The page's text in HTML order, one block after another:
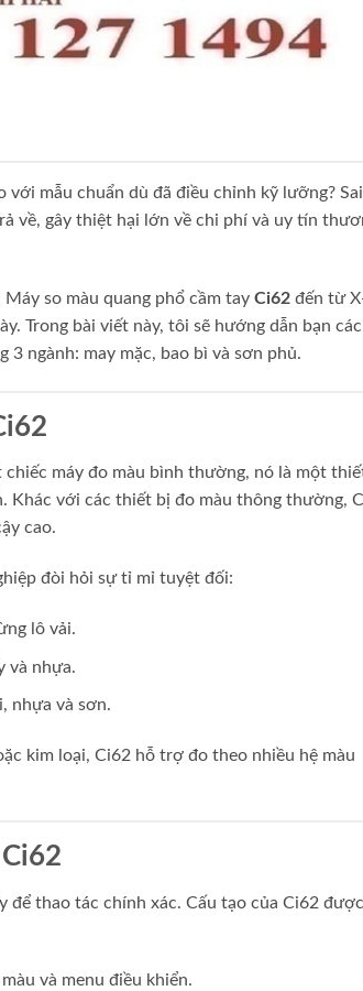
với mẫu chuẩn dù đã điều chỉnh kỹ lưỡng?
về, gây thiệt hại lớn về chi phí và uy tín
so màu quang phổ cầm tay Ci62 đến từ
Trong bài viết này, tôi sẽ hướng dẫn bạn
ngành: may mặc, bao bì và sơn phủ.
chiếc máy đo màu bình thường, nó là một
Khác với các thiết bị đo màu thông thường,
cao.
đòi hỏi sự tỉ mỉ tuyệt đối:
lô vải.
và nhựa.
nhựa và sơn.
kim loại, Ci62 hỗ trợ đo theo nhiều hệ màu
để thao tác chính xác. Cấu tạo của Ci62 được
và menu điều khiển.